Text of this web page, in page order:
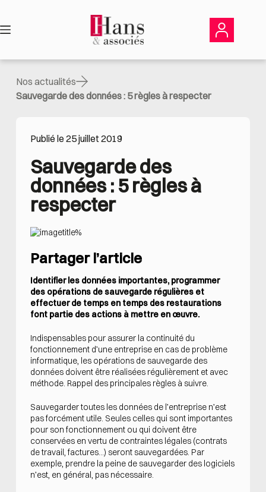
contenu
Nos actualités
Sauvegarde des données : 5 règles à respecter
Publié le 25 juillet 2019
Sauvegarde des
données : 5 règles à
respecter
Partager l’article
Identifier les données importantes, programmer
des opérations de sauvegarde régulières et
effectuer de temps en temps des restaurations
font partie des actions à mettre en œuvre.
Indispensables pour assurer la continuité du
fonctionnement d’une entreprise en cas de problème
informatique, les opérations de sauvegarde des
données doivent être réalisées régulièrement et avec
méthode. Rappel des principales règles à suivre.
Sauvegarder toutes les données de l’entreprise n’est
pas forcément utile. Seules celles qui sont importantes
pour son fonctionnement ou qui doivent être
conservées en vertu de contraintes légales (contrats
de travail, factures…) seront sauvegardées. Par
exemple, prendre la peine de sauvegarder des logiciels
n’est, en général, pas nécessaire.